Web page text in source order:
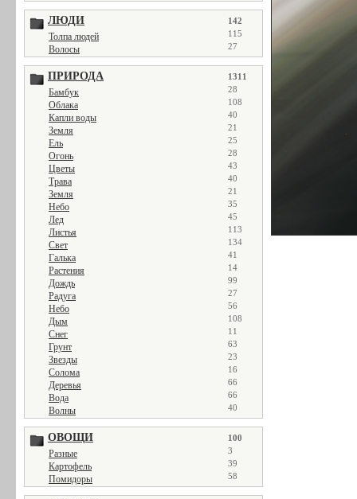
ЛЮДИ 142
Толпа людей 115
Волосы 27
ПРИРОДА 1311
Бамбук 28
Облака 108
Капли воды 40
Земля 21
Ель 25
Огонь 28
Цветы 43
Трава 40
Земля 21
Небо 35
Лед 45
Листья 113
Свет 134
Галька 41
Растения 14
Дождь 99
Радуга 27
Небо 56
Дым 108
Снег 11
Грунт 63
Звезды 23
Солома 16
Деревья 66
Вода 66
Волны 40
ОВОЩИ 100
Разные 3
Картофель 39
Помидоры 58